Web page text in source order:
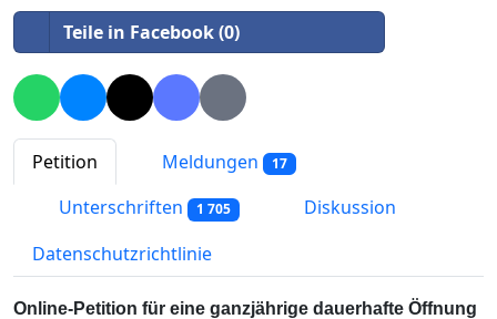
Teile in Facebook (0)
Petition Meldungen 17
Unterschriften 1 705
Diskussion
Datenschutzrichtlinie
Online-Petition für eine ganzjährige dauerhafte Öffnung